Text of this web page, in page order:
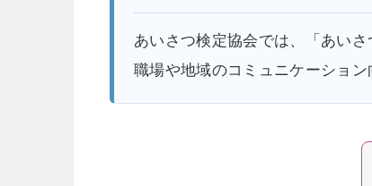
あいさつ検定協会では、「あい
職場や地域のコミュニケーショ